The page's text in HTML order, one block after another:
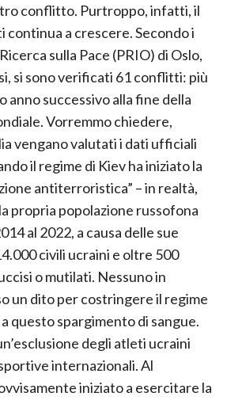
conflitto. Purtroppo, infatti, il
a crescere. Secondo i
sulla Pace (PRIO) di Oslo,
si sono verificati 61 conflitti: più
anno successivo alla fine della
Vorremmo chiedere,
vengano valutati i dati ufficiali
il regime di Kiev ha iniziato la
antiterroristica” – in realtà,
propria popolazione russofona
al 2022, a causa delle sue
civili ucraini e oltre 500
o mutilati. Nessuno in
un dito per costringere il regime
questo spargimento di sangue.
degli atleti ucraini
internazionali. Al
iniziato a esercitare la